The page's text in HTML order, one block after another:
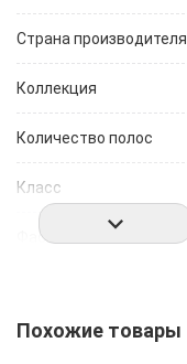
Страна производителя
Коллекция
Количество полос
Класс
Фаска
Дизайн
Похожие товары